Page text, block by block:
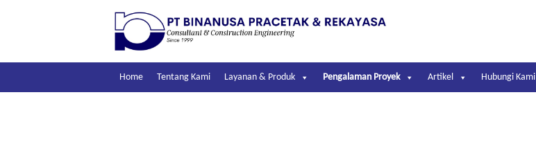
Home Tentang Kami Layanan & Produk Pengalaman Proyek Artikel Hubungi Kami